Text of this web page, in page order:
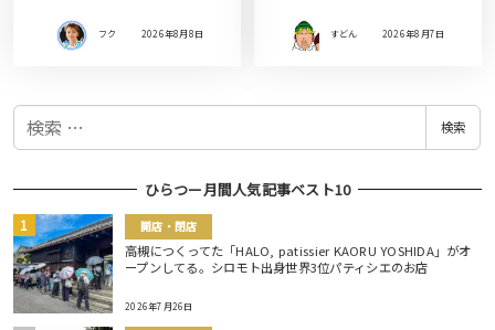
フク 2026年8月8日 すどん 2026年8月7日
検
検索
ひらつー月間人気記事ベスト10
開店・閉店
高槻につくってた「HALO, patissier KAORU YOSHIDA」がオ
ープンしてる。シロモト出身世界3位パティシエのお店
2026年7月26日